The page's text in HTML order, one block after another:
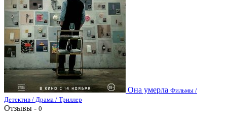
Она умерла Фильмы /
Детектив / Драма / Триллер
Отзывы - 0